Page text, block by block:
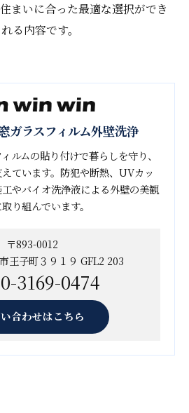
まいに合った最適な選択ができ
る内容です。
ラスフィルム外壁洗浄
ルムの貼り付けで暮らしを守り、
ています。防犯や断熱、UVカッ
やバイオ洗浄液による外壁の美観
り組んでいます。
〒893-0012
王子町３９１９ GFL2 203
3169-0474
合わせはこちら